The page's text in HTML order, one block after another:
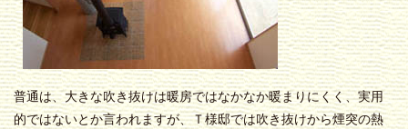
普通は、大きな吹き抜けは暖房ではなかなか暖まりにくく、実用
的ではないとか言われますが、Ｔ様邸では吹き抜けから煙突の熱